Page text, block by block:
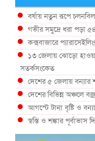
বর্ষায় নতুন রূপে
গভীর সমুদ্রে ধরা পড়া
কক্সবাজারে
১৩ জেলায় ঝোড়ো হাওয়া-
সতর্কসংকেত
দেশের ৫ জেলায় বন্যার
দেশের বিভিন্ন অঞ্চলে
আগস্টে টানা বৃষ্টি ও
স্বস্তি ও শঙ্কার
সৌদির নেতৃত্বে নতুন